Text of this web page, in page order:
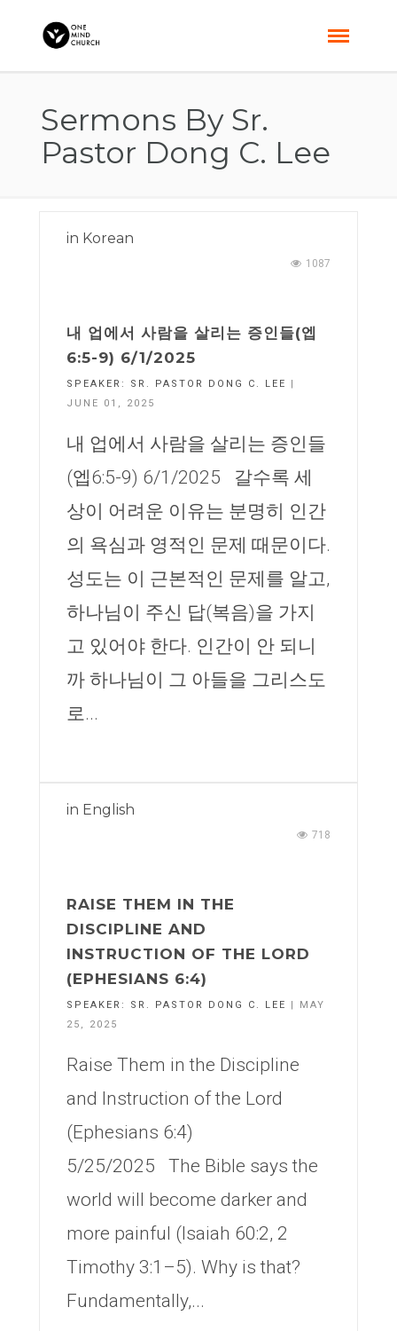
Sermons By Sr.
Pastor Dong C. Lee
in Korean
1087
내 업에서 사람을 살리는 증인들(엡
6:5-9) 6/1/2025
SPEAKER: SR. PASTOR DONG C. LEE
|
JUNE 01, 2025
내 업에서 사람을 살리는 증인들
(엡6:5-9) 6/1/2025 갈수록 세
상이 어려운 이유는 분명히 인간
의 욕심과 영적인 문제 때문이다.
성도는 이 근본적인 문제를 알고,
하나님이 주신 답(복음)을 가지
고 있어야 한다. 인간이 안 되니
까 하나님이 그 아들을 그리스도
로...
in English
718
RAISE THEM IN THE
DISCIPLINE AND
INSTRUCTION OF THE LORD
(EPHESIANS 6:4)
SPEAKER: SR. PASTOR DONG C. LEE
| MAY
25, 2025
Raise Them in the Discipline
and Instruction of the Lord
(Ephesians 6:4)
5/25/2025 The Bible says the
world will become darker and
more painful (Isaiah 60:2, 2
Timothy 3:1–5). Why is that?
Fundamentally,...